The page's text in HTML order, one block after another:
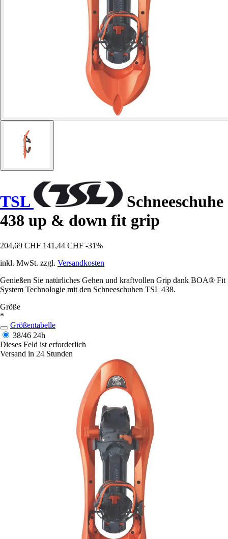
TSL
Schneeschuhe
438 up & down fit grip
204,69 CHF 141,44 CHF -31%
inkl. MwSt. zzgl. Versandkosten
Genießen Sie natürliches Gehen und kraftvollen Grip dank BOA® Fit
System Technologie mit den Schneeschuhen TSL 438.
Größe
*
Größentabelle
38/46 24h
Dieses Feld ist erforderlich
Versand in 24 Stunden